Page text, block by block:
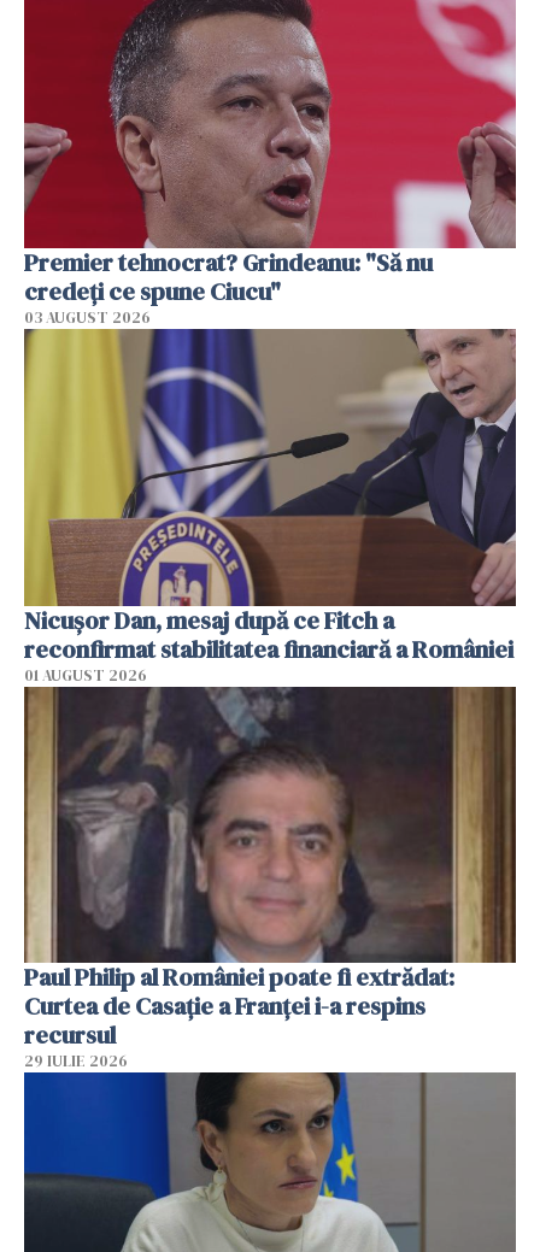
Premier tehnocrat? Grindeanu: "Să nu
credeți ce spune Ciucu"
03 AUGUST 2026
Nicuşor Dan, mesaj după ce Fitch a
reconfirmat stabilitatea financiară a României
01 AUGUST 2026
Paul Philip al României poate fi extrădat:
Curtea de Casaţie a Franţei i-a respins
recursul
29 IULIE 2026